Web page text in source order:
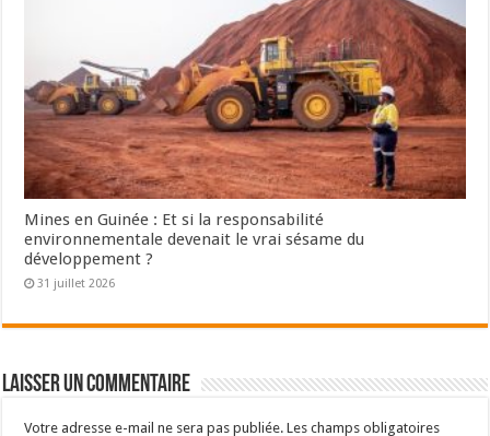
Mines en Guinée : Et si la responsabilité
environnementale devenait le vrai sésame du
développement ?
31 juillet 2026
Laisser un commentaire
Votre adresse e-mail ne sera pas publiée. Les champs obligatoires